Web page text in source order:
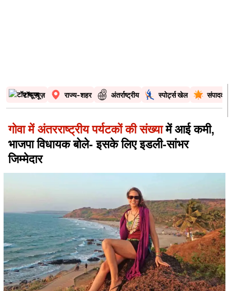
टॉप न्यूज़ राज्य-शहर अंतर्राष्ट्रीय स्पोर्ट्स खेल
गोवा में अंतरराष्ट्रीय पर्यटकों की संख्यामें आई कमी,
भाजपा विधायक बोले- इसके लिए इडली-सांभर
जिम्मेदार